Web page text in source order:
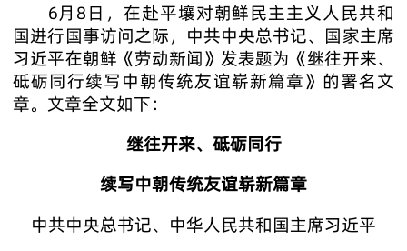
6月8日，在赴平壤对朝鲜民主主义人民共和
国进行国事访问之际，中共中央总书记、国家主席
习近平在朝鲜《劳动新闻》发表题为《继往开来、
砥砺同行续写中朝传统友谊崭新篇章》的署名文
章。文章全文如下：
继往开来、砥砺同行
续写中朝传统友谊崭新篇章
中共中央总书记、中华人民共和国主席习近平